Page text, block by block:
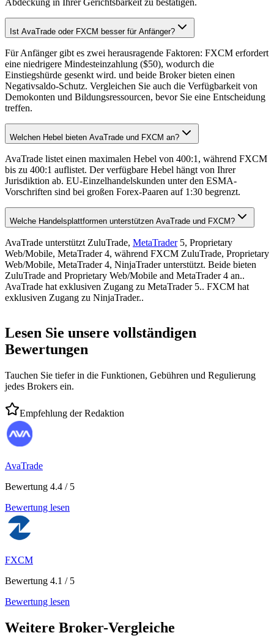
Ist AvaTrade oder FXCM besser für Anfänger?
Für Anfänger gibt es zwei herausragende Faktoren: FXCM erfordert
eine niedrigere Mindesteinzahlung ($50), wodurch die
Einstiegshürde gesenkt wird. und beide Broker bieten einen
Negativsaldo-Schutz. Vergleichen Sie auch die Verfügbarkeit von
Demokonten und Bildungsressourcen, bevor Sie eine Entscheidung
treffen.
Welchen Hebel bieten AvaTrade und FXCM an?
AvaTrade listet einen maximalen Hebel von 400:1, während FXCM
bis zu 400:1 auflistet. Der verfügbare Hebel hängt von Ihrer
Jurisdiktion ab. EU-Einzelhandelskunden unter den ESMA-
Vorschriften sind bei großen Forex-Paaren auf 1:30 begrenzt.
Welche Handelsplattformen unterstützen AvaTrade und FXCM?
AvaTrade unterstützt ZuluTrade, MetaTrader5, Proprietary
Web/Mobile, MetaTrader 4, während FXCM ZuluTrade, Proprietary
Web/Mobile, MetaTrader 4, NinjaTrader unterstützt. Beide bieten
ZuluTrade and Proprietary Web/Mobile and MetaTrader 4 an..
AvaTrade hat exklusiven Zugang zu MetaTrader 5.. FXCM hat
exklusiven Zugang zu NinjaTrader..
Lesen Sie unsere vollständigen
Bewertungen
Tauchen Sie tiefer in die Funktionen, Gebühren und Regulierung
jedes Brokers ein.
Empfehlung der Redaktion
AvaTrade
Bewertung 4.4 / 5
Bewertung lesen
FXCM
Bewertung 4.1 / 5
Bewertung lesen
Weitere Broker-Vergleiche